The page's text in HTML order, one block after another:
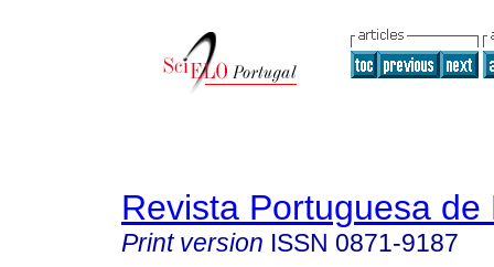
Revista Portuguesa de
Print version ISSN 0871-9187